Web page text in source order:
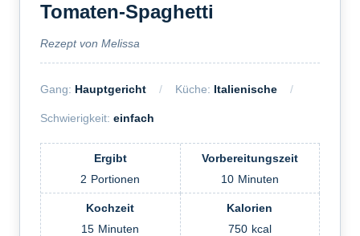
Tomaten-Spaghetti
Rezept von Melissa
Gang: Hauptgericht Küche: Italienische
Schwierigkeit: einfach
Ergibt
2 Portionen
Vorbereitungszeit
10 Minuten
Kochzeit
15 Minuten
Kalorien
750 kcal